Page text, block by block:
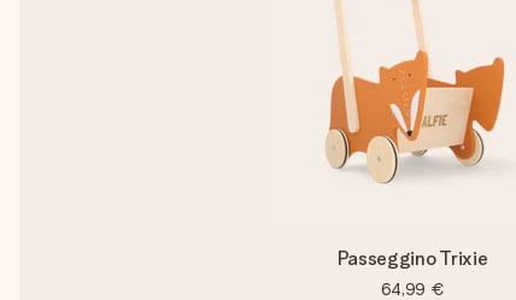
Passeggino Trixie
64,99 €